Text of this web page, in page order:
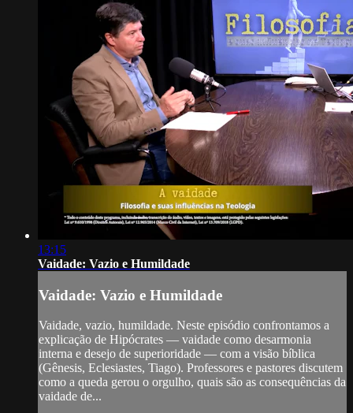
13:15
Vaidade: Vazio e Humildade
Vaidade: Vazio e Humildade
Vaidade, vazio, humildade. Neste episódio confrontamos a
explicação de Hipócrates — vaidade como desarmonia
interna e desejo de superioridade — com a visão bíblica
(Gênesis, Eclesiastes, Tiago). Professores e pastores discutem
como a queda gerou o orgulho, quais são as consequências da
vaidade de...